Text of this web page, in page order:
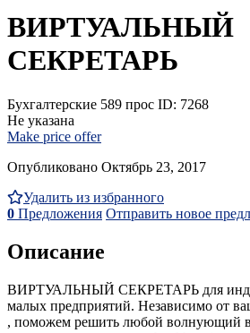
ВИРТУАЛЬНЫЙ
СЕКРЕТАРЬ
Бухгалтерские 589 прос ID: 7268
Не указана
Make price offer
Опубликовано Октябрь 23, 2017
Удалить из избранного
0 Предложения Отправить новое
Описание
ВИРТУАЛЬНЫЙ СЕКРЕТАРЬ для
малых предприятий. Независимо от
, поможем решить любой волнующий